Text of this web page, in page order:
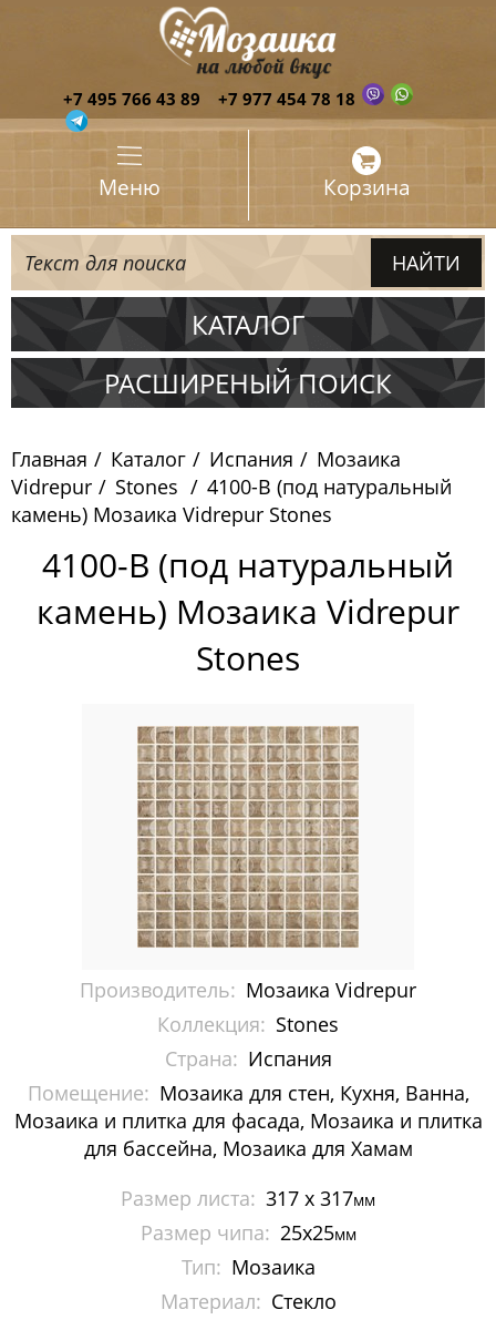
+7 495 766 43 89 +7 977 454 78 18
Меню Корзина
КАТАЛОГ
Испания
Мозаика Togama
Мозаика Vidrepur
Antislip Мозаика
Colors Мозаика
Degradado Растяжка
Mix мозаика
Nature
Shell
Stones
Керамическая мозаика
Мозаика Aura, Edna
Мозаика Decors
Мозаика Fireglass
Мозаика Glitter
Мозаика Lux
Мозаика Oasis
РАСШИРЕНЫЙ ПОИСК
Главная Каталог Испания
Мозаика
Vidrepur
Stones
4100-B (под натуральный
камень) Мозаика Vidrepur Stones
4100-B (под натуральный
камень) Мозаика Vidrepur
Stones
Производитель: Мозаика Vidrepur
Коллекция: Stones
Страна: Испания
Помещение: Мозаика для стен, Кухня, Ванна,
Мозаика и плитка для фасада, Мозаика и плитка
для бассейна, Мозаика для Хамам
Размер листа: 317 x 317мм
Размер чипа: 25x25мм
Тип: Мозаика
Материал: Стекло